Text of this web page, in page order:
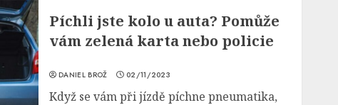
Píchli jste kolo u auta? Pomůže
vám zelená karta nebo policie
DANIEL BROŽ 02/11/2023
Když se vám při jízdě píchne pneumatika,